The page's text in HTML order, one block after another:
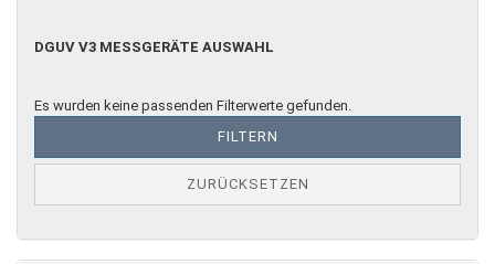
DGUV
AUSWAHL
DGUV V3 MESSGERÄTE AUSWAHL
Es wurden keine passenden Filterwerte gefunden.
FILTERN
ZURÜCKSETZEN